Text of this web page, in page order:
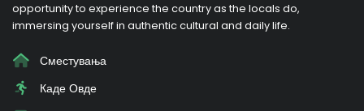
opportunity to experience the country as the locals do,
immersing yourself in authentic cultural and daily life.
Сместувања
Каде Овде